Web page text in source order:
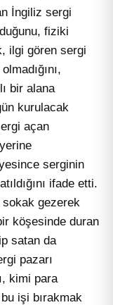
İngiliz sergi
fiziki
ilgi gören sergi
bir alana
kurulacak
açan
serginin
ifade etti.
gezerek
köşesinde duran
satan da
pazarı
kimi para
işi bırakmak